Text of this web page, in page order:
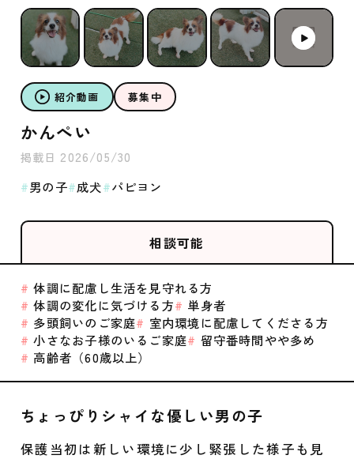
紹介動画 募集中
かんぺい
掲載日 2026/05/30
男の子 成犬 パピヨン
相談可能
体調に配慮し生活を見守れる方
体調の変化に気づける方
単身者
多頭飼いのご家庭
室内環境に配慮してくださる方
小さなお子様のいるご家庭
留守番時間やや多め
高齢者（60歳以上）
ちょっぴりシャイな優しい男の子
保護当初は新しい環境に少し緊張した様子も見